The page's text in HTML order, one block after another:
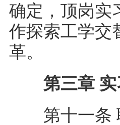
确定，顶岗实
作探索工学交
革。
第三章
第十一条 职